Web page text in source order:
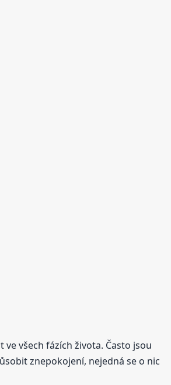
všech fázích života. Často jsou
znepokojení, nejedná se o nic